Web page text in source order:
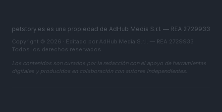
petstory.es es una propiedad de AdHub Media S.r.l. — REA 2729933
Copyright © 2026 · Editado por AdHub Media S.r.l. — REA 2729933
Todos los derechos reservados
Los contenidos son curados por la redacción con el apoyo de herramientas
digitales y producidos en colaboración con autores independientes.